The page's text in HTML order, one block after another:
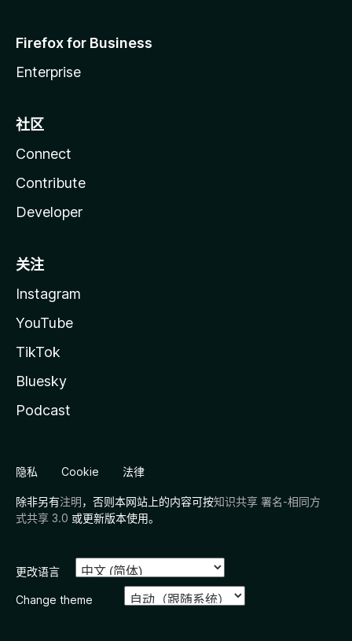
Firefox for Business
Enterprise
社区
Connect
Contribute
Developer
关注
Instagram
YouTube
TikTok
Bluesky
Podcast
隐私 Cookie 法律
除非另有注明，否则本网站上的内容可按知识共享 署名-相同方
式共享 3.0 或更新版本使用。
更改语言
Change theme